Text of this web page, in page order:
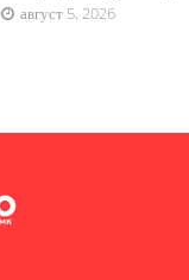
август 5, 2026